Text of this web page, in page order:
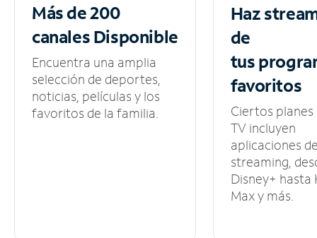
Más de 200
canalesDisponible
Encuentra una amplia
selección de deportes,
noticias, películas y los
favoritos de la familia.
Haz
de
tus
favoritos
Ciertos planes
TV incluyen
aplicaciones
streaming,
Disney+ hasta
Max y más.